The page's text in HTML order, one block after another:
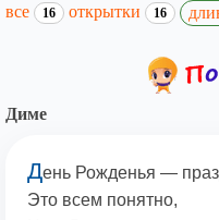
все 16 открытки 16
Диме
День Рожденья —
Это всем понятно,